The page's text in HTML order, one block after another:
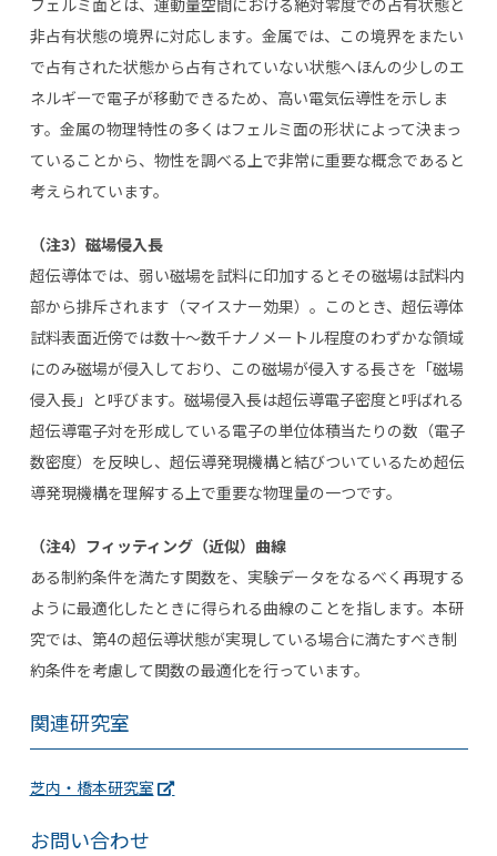
非占有状態の境界に対応します。金属では、この境界をまたい
で占有された状態から占有されていない状態へほんの少しのエ
ネルギーで電子が移動できるため、高い電気伝導性を示しま
す。金属の物理特性の多くはフェルミ面の形状によって決まっ
ていることから、物性を調べる上で非常に重要な概念であると
考えられています。
（注3）磁場侵入長
超伝導体では、弱い磁場を試料に印加するとその磁場は試料内
部から排斥されます（マイスナー効果）。このとき、超伝導体
試料表面近傍では数十～数千ナノメートル程度のわずかな領域
にのみ磁場が侵入しており、この磁場が侵入する長さを「磁場
侵入長」と呼びます。磁場侵入長は超伝導電子密度と呼ばれる
超伝導電子対を形成している電子の単位体積当たりの数（電子
数密度）を反映し、超伝導発現機構と結びついているため超伝
導発現機構を理解する上で重要な物理量の一つです。
（注4）フィッティング（近似）曲線
ある制約条件を満たす関数を、実験データをなるべく再現する
ように最適化したときに得られる曲線のことを指します。本研
究では、第4の超伝導状態が実現している場合に満たすべき制
約条件を考慮して関数の最適化を行っています。
関連研究室
芝内・橋本研究室
お問い合わせ